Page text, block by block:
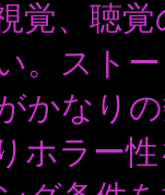
覚、聴
。スト
かなり
ホラー